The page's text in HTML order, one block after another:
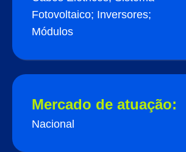
Fotovoltaico; Inversores;
Módulos
Mercado de atuação:
Nacional